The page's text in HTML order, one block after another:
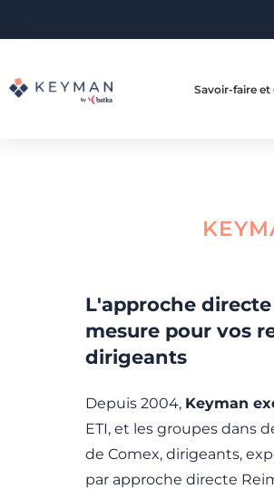
Savoir-faire
L'approche
mesure pour vos
dirigeants
Depuis 2004, Keyman
ETI, et les groupes dans
de Comex, dirigeants,
par approche directe